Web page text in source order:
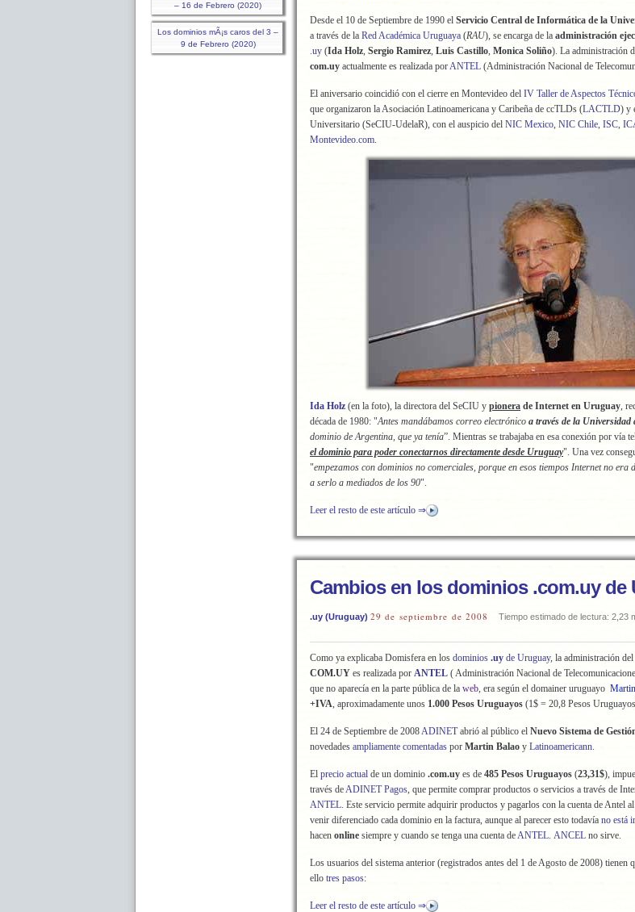
– 16 de Febrero (2020)
Los dominios mÃ¡s caros del 3 –
9 de Febrero (2020)
Desde el 10 de Septiembre de 1990 el Servicio Central de Informática de la
a través de la Red Académica Uruguaya (RAU), se encarga de la administración
.uy (Ida Holz, Sergio Ramirez, Luis Castillo, Monica Soliño). La administración
com.uy actualmente es realizada porANTEL (Administración Nacional de
El aniversario coincidió con el cierre en Montevideo del IV Taller de Aspectos
que organizaron la Asociación Latinoamericana y Caribeña de ccTLDs (LACTLD) y
Universitario (SeCIU-UdelaR), con el auspicio del NIC Mexico, NIC Chile, ISC,
Montevideo.com.
Ida Holz (en la foto), la directora del SeCIU y pionera de Internet en Uruguay,
década de 1980: "Antes mandábamos correo electrónico a través de la Universidad
dominio de Argentina, que ya tenía”. Mientras se trabajaba en esa conexión por vía
el dominio para poder conectarnos directamente desde Uruguay". Una vez
"empezamos con dominios no comerciales, porque en esos tiempos Internet no era
a serlo a mediados de los 90".
Leer el resto de este artículo ⇒
Cambios en los dominios .com.uy de
.uy (Uruguay) 29 de septiembre de 2008 Tiempo estimado de lectura: 2,23
Como ya explicaba Domisfera en los dominios .uy de Uruguay, la administración
COM.UY es realizada por ANTEL ( Administración Nacional de
que no aparecía en la parte pública de la web, era según el domainer uruguayo
+IVA, aproximadamente unos 1.000 Pesos Uruguayos (1$ = 20,8 Pesos
El 24 de Septiembre de 2008ADINETabrió al público el Nuevo Sistema de
novedades ampliamente comentadas por Martin Balao y Latinoamericann.
El precio actual de un dominio .com.uy es de 485 Pesos Uruguayos (23,31$),
través deADINET Pagos, que permite comprar productos o servicios a través de
ANTEL. Este servicio permite adquirir productos y pagarlos con la cuenta de Antel
venir diferenciado cada dominio en la factura, aunque al parecer esto todavía no está
hacen online siempre y cuando se tenga una cuenta deANTEL. ANCEL no sirve.
Los usuarios del sistema anterior (registrados antes del 1 de Agosto de 2008) tienen
ello tres pasos:
Leer el resto de este artículo ⇒